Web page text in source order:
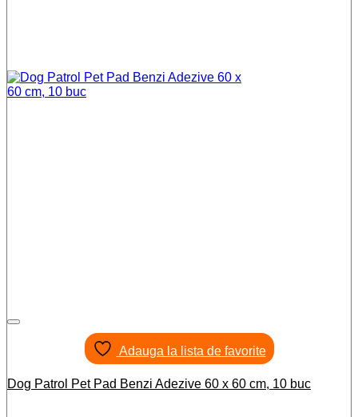
Adauga la lista de favorite
Dog Patrol Pet Pad Benzi Adezive 60 x 60 cm, 10 buc